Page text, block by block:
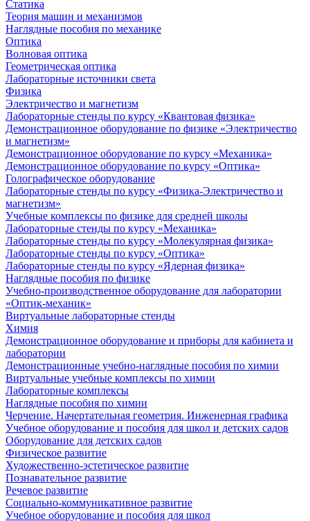
Статика
Теория машин и механизмов
Наглядные пособия по механике
Оптика
Волновая оптика
Геометрическая оптика
Лабораторные источники света
Физика
Электричество и магнетизм
Лабораторные стенды по курсу «Квантовая физика»
Демонстрационное оборудование по физике «Электричество
и магнетизм»
Демонстрационное оборудование по курсу «Механика»
Демонстрационное оборудование по курсу «Оптика»
Голографическое оборудование
Лабораторные стенды по курсу «Физика-Электричество и
магнетизм»
Учебные комплексы по физике для средней школы
Лабораторные стенды по курсу «Механика»
Лабораторные стенды по курсу «Молекулярная физика»
Лабораторные стенды по курсу «Оптика»
Лабораторные стенды по курсу «Ядерная физика»
Наглядные пособия по физике
Учебно-производственное оборудование для лаборатории
«Оптик-механик»
Виртуальные лабораторные стенды
Химия
Демонстрационное оборудование и приборы для кабинета и
лаборатории
Демонстрационные учебно-наглядные пособия по химии
Виртуальные учебные комплексы по химии
Лабораторные комплексы
Наглядные пособия по химии
Черчение. Начертательная геометрия. Инженерная графика
Учебное оборудование и пособия для школ и детских садов
Оборудование для детских садов
Физическое развитие
Художественно-эстетическое развитие
Познавательное развитие
Речевое развитие
Социально-коммуникативное развитие
Учебное оборудование и пособия для школ